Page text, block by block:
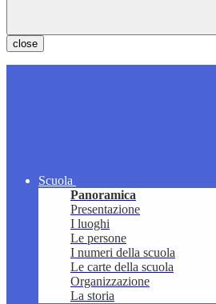
close
Scuola
Panoramica
Presentazione
I luoghi
Le persone
I numeri della scuola
Le carte della scuola
Organizzazione
La storia